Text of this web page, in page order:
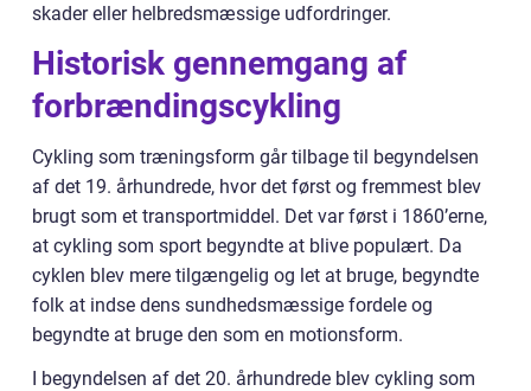
skader eller helbredsmæssige udfordringer.
Historisk gennemgang af
forbrændingscykling
Cykling som træningsform går tilbage til begyndelsen
af det 19. århundrede, hvor det først og fremmest blev
brugt som et transportmiddel. Det var først i 1860’erne,
at cykling som sport begyndte at blive populært. Da
cyklen blev mere tilgængelig og let at bruge, begyndte
folk at indse dens sundhedsmæssige fordele og
begyndte at bruge den som en motionsform.
I begyndelsen af det 20. århundrede blev cykling som